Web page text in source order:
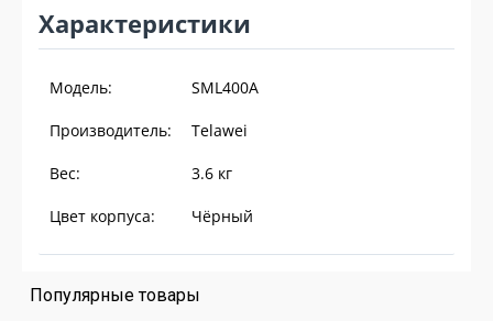
Характеристики
Модель: SML400A
Производитель: Telawei
Вес: 3.6 кг
Цвет корпуса: Чёрный
Популярные товары